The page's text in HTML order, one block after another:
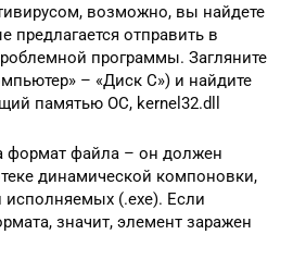
возможно, вы найдете
предлагается отправить в
программы. Загляните
– «Диск С») и найдите
памятью ОС, kernel32.dll
формат файла – он должен
динамической компоновки,
исполняемых (.ехе). Если
значит, элемент заражен